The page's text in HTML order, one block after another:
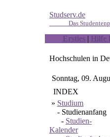
Studserv.de
Das
Ersties | Hilfe
Hochschulen in
Sonntag, 09.
INDEX
» Studium
- Studienanfang
- Studien-
Kalender